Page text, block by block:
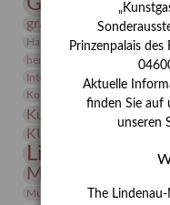
grafische sammlung
Hanns-Conon von der
herman de vries Humboldt
Integriertes
Kolosseum
Kunstmuseum
KUNSTWAND
Lindenau-
Museumspädagogik Mäzen
Prinzenpalais des
Aktuelle
finden Sie auf
unseren
The